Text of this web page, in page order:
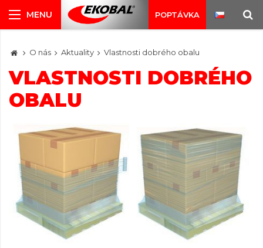
POPTÁVKA
O nás Aktuality Vlastnosti dobrého obalu
VLASTNOSTI DOBRÉHO
OBALU